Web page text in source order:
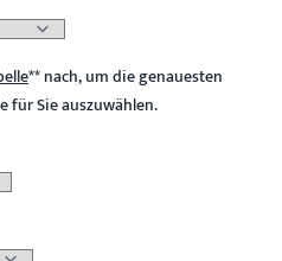
**nach, um die genauesten
für Sie auszuwählen.